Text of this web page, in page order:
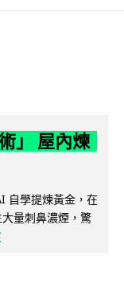
」 屋內煉
自學提煉黃金，在
量刺鼻濃煙，驚